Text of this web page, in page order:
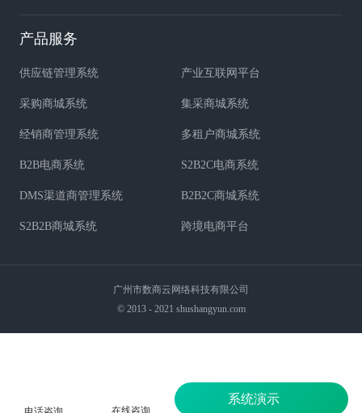
产品服务
供应链管理系统 产业互联网平台
采购商城系统 集采商城系统
经销商管理系统 多租户商城系统
B2B电商系统 S2B2C电商系统
DMS渠道商管理系统 B2B2C商城系统
S2B2B商城系统 跨境电商平台
广州市数商云网络科技有限公司
© 2013 - 2021 shushangyun.com
在线咨询
系统演示